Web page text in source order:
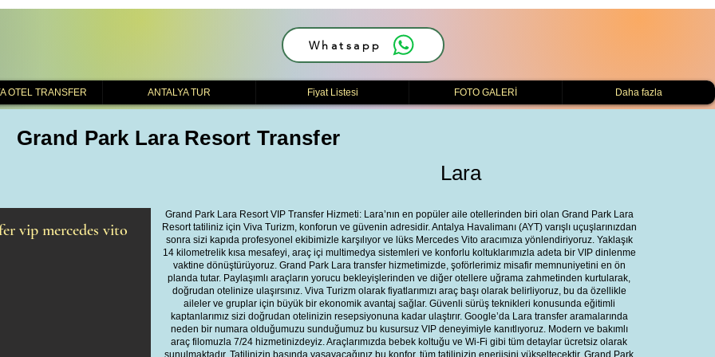
Whatsapp
OTEL TRANSFER ANTALYA TUR Fiyat Listesi FOTO GALERİ Daha fazla
Grand Park Lara Resort Transfer
Lara
vip mercedes vito
Grand Park Lara Resort VIP Transfer Hizmeti: Lara’nın en popüler aile otellerinden biri olan Grand Park Lara
Resort tatiliniz için Viva Turizm, konforun ve güvenin adresidir. Antalya Havalimanı (AYT) varışlı uçuşlarınızdan
sonra sizi kapıda profesyonel ekibimizle karşılıyor ve lüks Mercedes Vito aracımıza yönlendiriyoruz. Yaklaşık
14 kilometrelik kısa mesafeyi, araç içi multimedya sistemleri ve konforlu koltuklarımızla adeta bir VIP dinlenme
vaktine dönüştürüyoruz. Grand Park Lara transfer hizmetimizde, şoförlerimiz misafir memnuniyetini en ön
planda tutar. Paylaşımlı araçların yorucu bekleyişlerinden ve diğer otellere uğrama zahmetinden kurtularak,
doğrudan otelinize ulaşırsınız. Viva Turizm olarak fiyatlarımızı araç başı olarak belirliyoruz, bu da özellikle
aileler ve gruplar için büyük bir ekonomik avantaj sağlar. Güvenli sürüş teknikleri konusunda eğitimli
kaptanlarımız sizi doğrudan otelinizin resepsiyonuna kadar ulaştırır. Google’da Lara transfer aramalarında
neden bir numara olduğumuzu sunduğumuz bu kusursuz VIP deneyimiyle kanıtlıyoruz. Modern ve bakımlı
araç filomuzla 7/24 hizmetinizdeyiz. Araçlarımızda bebek koltuğu ve Wi-Fi gibi tüm detaylar ücretsiz olarak
sunulmaktadır. Tatilinizin başında yaşayacağınız bu konfor, tüm tatilinizin enerjisini yükseltecektir. Grand Park